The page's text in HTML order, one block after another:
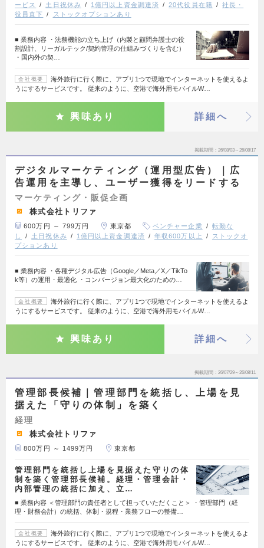
ービス
土日祝休み 1億円以上資金調達済 20代役員在籍
社長・
役員直下
ストックオプションあり
■ 業務内容 ・法務機能の立ち上げ（内製と顧問弁護士の役
割設計、リーガルテック/契約管理の仕組みづくりを含む）
・国内外の契…
会社概要
海外旅行に行く際に、アプリ1つで現地でインターネットを使えるよ
うにするサービスです。 従来のように、空港で海外用モバイルW…
興味あり 詳細へ
掲載期間 26/08/03～26/08/17
デジタルマーケティング（運用型広告）｜広
告運用を主導し、ユーザー獲得をリードする
マーケティング・販促企画
株式会社トリファ
600万円 ～ 799万円 東京都 ベンチャー企業
転勤な
し
土日祝休み 1億円以上資金調達済 年収600万以上
ストックオ
プションあり
■ 業務内容 ・各種デジタル広告（Google／Meta／X／TikTo
k等）の運用・最適化 ・コンバージョン最大化のための…
会社概要
海外旅行に行く際に、アプリ1つで現地でインターネットを使えるよ
うにするサービスです。 従来のように、空港で海外用モバイルW…
興味あり 詳細へ
掲載期間 26/07/29～26/08/11
管理部長候補｜管理部門を統括し、上場を見
据えた「守りの体制」を築く
経理
株式会社トリファ
800万円 ～ 1499万円 東京都
管理部門を統括し上場を見据えた守りの体
制を築く管理部長候補。経理・管理会計・
内部管理の統括に加え、立…
■ 業務内容 ＜管理部門の責任者として担っていただくこと＞ ・管理部門（経
理・財務会計）の統括、体制・規程・業務フローの整備…
会社概要
海外旅行に行く際に、アプリ1つで現地でインターネットを使えるよ
うにするサービスです。 従来のように、空港で海外用モバイルW…